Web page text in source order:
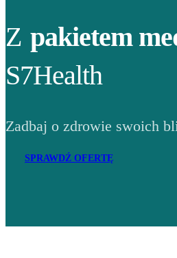
Z pakietem
S7Health
Zadbaj o zdrowie swoich
SPRAWDŹ OFERTĘ